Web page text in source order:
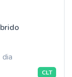
dia
CLT